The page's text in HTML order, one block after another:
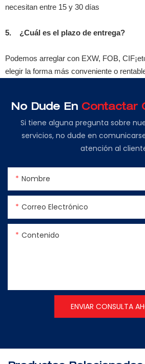
necesitan entre 15 y 30 días
5. ¿Cuál es el plazo de entrega?
Podemos arreglar con EXW, FOB,
elegir la forma más conveniente o
No Dude En Contactar
Si tiene alguna pregunta sobre
servicios, no dude en
atención al
Nombre
Correo Electrónico
Contenido
ENVIAR CONSULTA